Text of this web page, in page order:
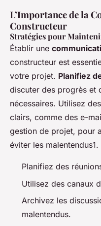
L’Importance de la
Constructeur
Stratégies pour
Établir une
constructeur est
votre projet. Planifiez
discuter des progrès et
nécessaires. Utilisez
clairs, comme des e-
gestion de projet, pour
éviter les malentendus1.
Planifiez des
Utilisez des canaux
Archivez les
malentendus.